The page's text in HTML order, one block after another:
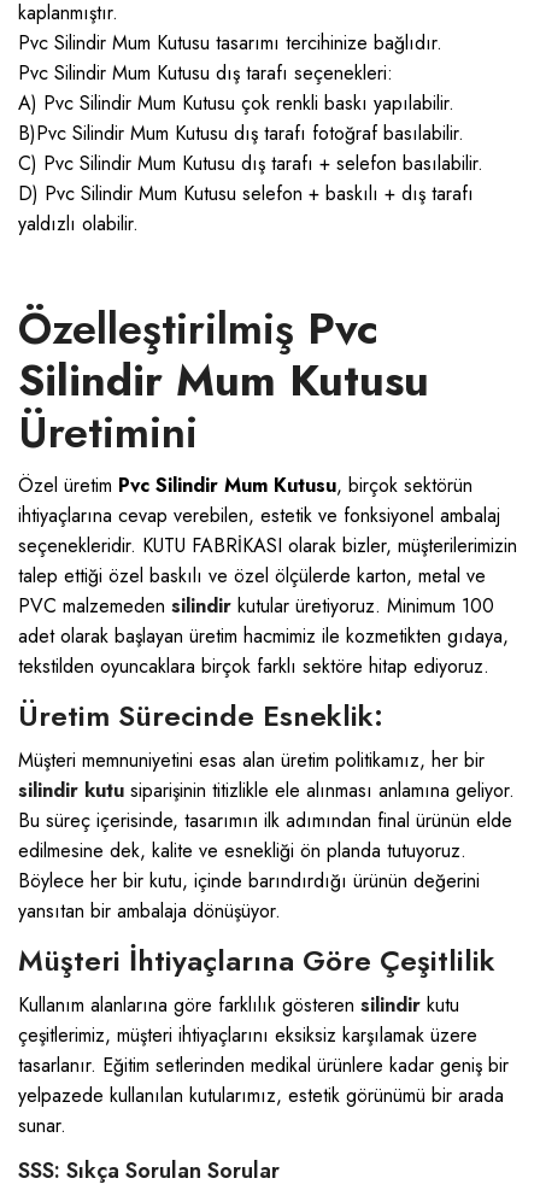
kaplanmıştır.
Pvc Silindir Mum Kutusu tasarımı tercihinize bağlıdır.
Pvc Silindir Mum Kutusu dış tarafı seçenekleri:
A) Pvc Silindir Mum Kutusu çok renkli baskı yapılabilir.
B)Pvc Silindir Mum Kutusu dış tarafı fotoğraf basılabilir.
C) Pvc Silindir Mum Kutusu dış tarafı + selefon basılabilir.
D) Pvc Silindir Mum Kutusu selefon + baskılı + dış tarafı
yaldızlı olabilir.
Özelleştirilmiş Pvc
Silindir Mum Kutusu
Üretimini
Özel üretim Pvc Silindir Mum Kutusu, birçok sektörün
ihtiyaçlarına cevap verebilen, estetik ve fonksiyonel ambalaj
seçenekleridir. KUTU FABRİKASI olarak bizler, müşterilerimizin
talep ettiği özel baskılı ve özel ölçülerde karton, metal ve
PVC malzemeden silindir kutular üretiyoruz. Minimum 100
adet olarak başlayan üretim hacmimiz ile kozmetikten gıdaya,
tekstilden oyuncaklara birçok farklı sektöre hitap ediyoruz.
Üretim Sürecinde Esneklik:
Müşteri memnuniyetini esas alan üretim politikamız, her bir
silindir kutu siparişinin titizlikle ele alınması anlamına geliyor.
Bu süreç içerisinde, tasarımın ilk adımından final ürünün elde
edilmesine dek, kalite ve esnekliği ön planda tutuyoruz.
Böylece her bir kutu, içinde barındırdığı ürünün değerini
yansıtan bir ambalaja dönüşüyor.
Müşteri İhtiyaçlarına Göre Çeşitlilik
Kullanım alanlarına göre farklılık gösteren silindir kutu
çeşitlerimiz, müşteri ihtiyaçlarını eksiksiz karşılamak üzere
tasarlanır. Eğitim setlerinden medikal ürünlere kadar geniş bir
yelpazede kullanılan kutularımız, estetik görünümü bir arada
sunar.
SSS: Sıkça Sorulan Sorular